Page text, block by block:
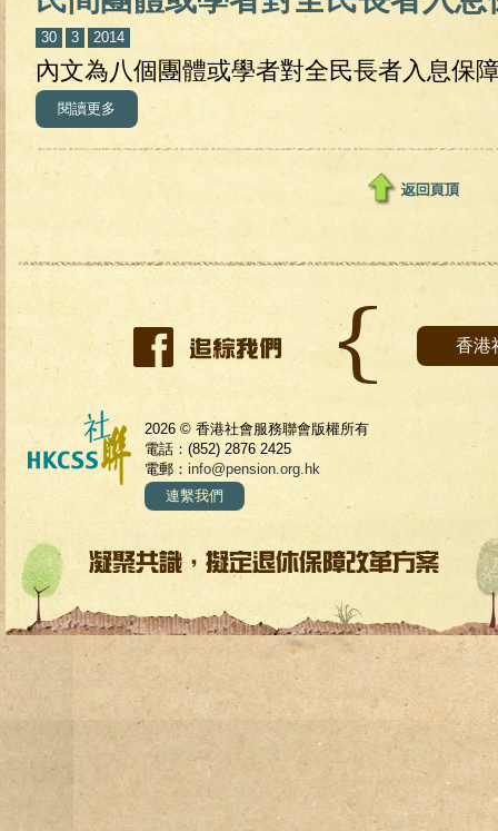
30 3 2014
內文為八個團體或學者對全民長者入息保
閱讀更多 關於民間團體或學者對全民長者入息保障的建議方案
香港
2026 © 香港社會服務聯會版權所有
電話：(852) 2876 2425
電郵： info@pension.org.hk
連繫我們